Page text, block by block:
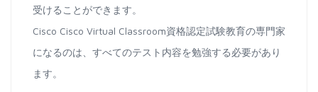
受けることができます。
Cisco Cisco Virtual Classroom資格認定試験教育の専門家
になるのは、すべてのテスト内容を勉強する必要があり
ます。